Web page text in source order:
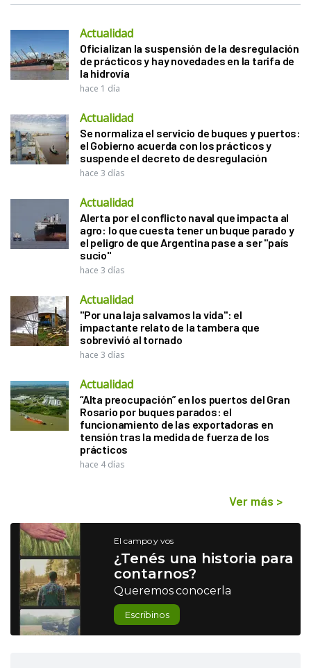
Actualidad
Oficializan la suspensión de la desregulación
de prácticos y hay novedades en la tarifa de
la hidrovía
hace 1 día
Actualidad
Se normaliza el servicio de buques y puertos:
el Gobierno acuerda con los prácticos y
suspende el decreto de desregulación
hace 3 días
Actualidad
Alerta por el conflicto naval que impacta al
agro: lo que cuesta tener un buque parado y
el peligro de que Argentina pase a ser "país
sucio"
hace 3 días
Actualidad
"Por una laja salvamos la vida": el
impactante relato de la tambera que
sobrevivió al tornado
hace 3 días
Actualidad
“Alta preocupación” en los puertos del Gran
Rosario por buques parados: el
funcionamiento de las exportadoras en
tensión tras la medida de fuerza de los
prácticos
hace 4 días
Ver más >
El campo y vos
¿Tenés una historia para
contarnos?
Queremos conocerla
Escribinos